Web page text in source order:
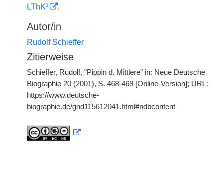
LThK³
.
Autor/in
Rudolf Schieffer
Zitierweise
Schieffer, Rudolf, "Pippin d. Mittlere" in: Neue Deutsche
Biographie 20 (2001), S. 468-469 [Online-Version]; URL:
https://www.deutsche-
biographie.de/gnd115612041.html#ndbcontent